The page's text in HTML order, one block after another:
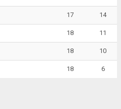
17 14
18 11
18 10
18 6